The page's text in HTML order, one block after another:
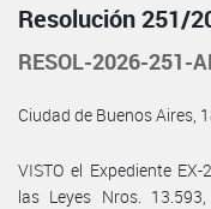
Resolución 251/
RESOL-2026-251-
Ciudad de Buenos Aires,
VISTO el Expediente EX-
las Leyes Nros.